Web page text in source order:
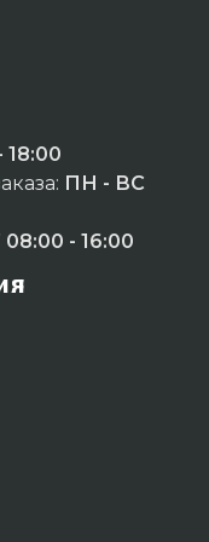
18:00
ПН - ВС
- 16:00